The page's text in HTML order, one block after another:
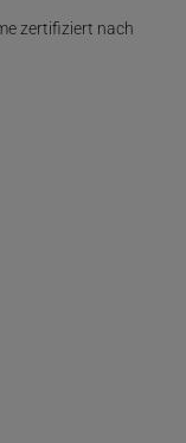
zertifiziert nach